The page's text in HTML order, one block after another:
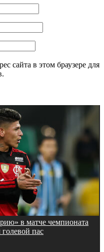
сайта в этом браузере для
в матче чемпионата
голевой пас